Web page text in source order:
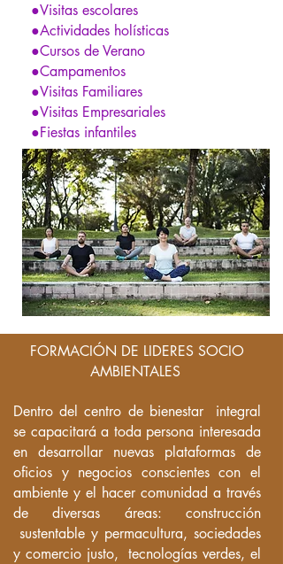
●Visitas escolares
●Actividades holísticas
●Cursos de Verano
●Campamentos
●Visitas Familiares
●Visitas Empresariales
●Fiestas infantiles
FORMACIÓN DE LIDERES SOCIO
AMBIENTALES
Dentro del centro de bienestar integral
se capacitará a toda persona interesada
en desarrollar nuevas plataformas de
oficios y negocios conscientes con el
ambiente y el hacer comunidad a través
de diversas áreas: construcción
sustentable y permacultura, sociedades
y comercio justo, tecnologías verdes, el